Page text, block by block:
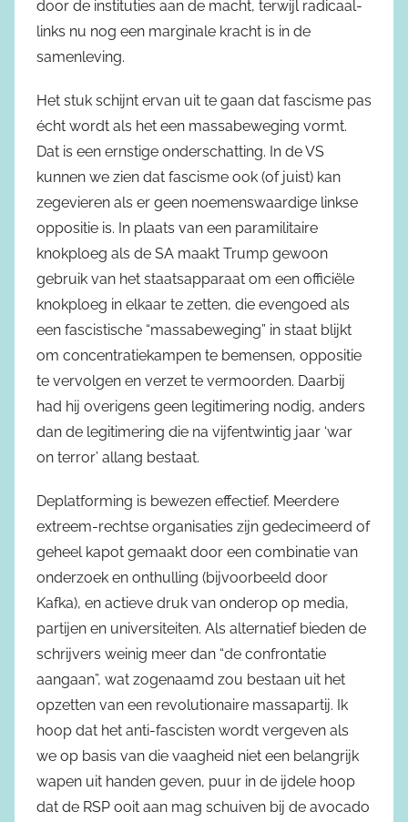
door de instituties aan de macht, terwijl radicaal-
links nu nog een marginale kracht is in de
samenleving.
Het stuk schijnt ervan uit te gaan dat fascisme pas
écht wordt als het een massabeweging vormt.
Dat is een ernstige onderschatting. In de VS
kunnen we zien dat fascisme ook (of juist) kan
zegevieren als er geen noemenswaardige linkse
oppositie is. In plaats van een paramilitaire
knokploeg als de SA maakt Trump gewoon
gebruik van het staatsapparaat om een officiële
knokploeg in elkaar te zetten, die evengoed als
een fascistische “massabeweging” in staat blijkt
om concentratiekampen te bemensen, oppositie
te vervolgen en verzet te vermoorden. Daarbij
had hij overigens geen legitimering nodig, anders
dan de legitimering die na vijfentwintig jaar ‘war
on terror’ allang bestaat.
Deplatforming is bewezen effectief. Meerdere
extreem-rechtse organisaties zijn gedecimeerd of
geheel kapot gemaakt door een combinatie van
onderzoek en onthulling (bijvoorbeeld door
Kafka), en actieve druk van onderop op media,
partijen en universiteiten. Als alternatief bieden de
schrijvers weinig meer dan “de confrontatie
aangaan”, wat zogenaamd zou bestaan uit het
opzetten van een revolutionaire massapartij. Ik
hoop dat het anti-fascisten wordt vergeven als
we op basis van die vaagheid niet een belangrijk
wapen uit handen geven, puur in de ijdele hoop
dat de RSP ooit aan mag schuiven bij de avocado